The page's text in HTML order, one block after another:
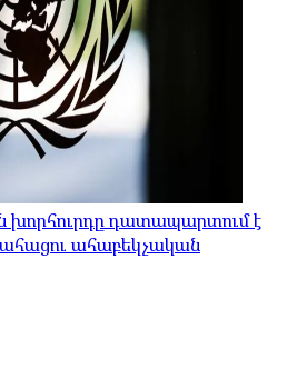
խորհուրդը դատապարտում է
ահաբեկչական